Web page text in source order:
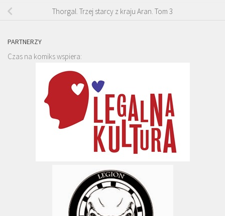
Thorgal. Trzej starcy z kraju Aran. Tom 3
PARTNERZY
Czas na komiks wspiera: